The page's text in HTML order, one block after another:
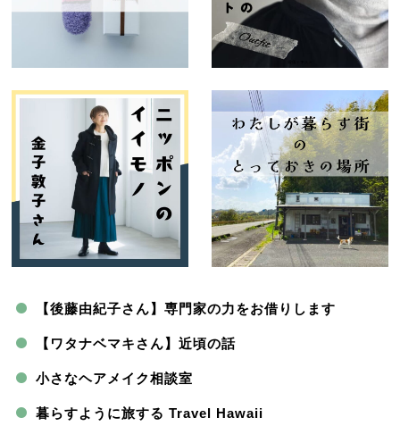
【後藤由紀子さん】専門家の力をお借りします
【ワタナベマキさん】近頃の話
小さなヘアメイク相談室
暮らすように旅する Travel Hawaii